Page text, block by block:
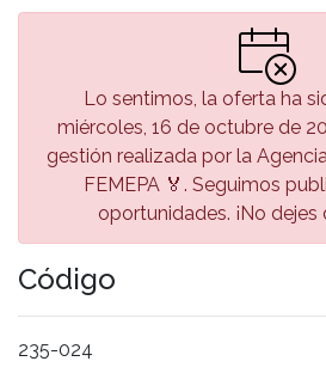
Lo sentimos, la oferta ha
miércoles, 16 de octubre de
gestión realizada por la
FEMEPA 🏅. Seguimos
oportunidades. ¡No dejes
Código
235-024